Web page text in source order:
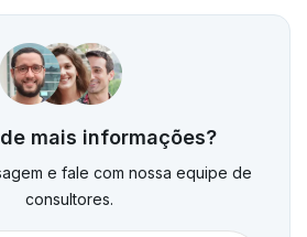
mais informações?
e fale com nossa equipe de
consultores.